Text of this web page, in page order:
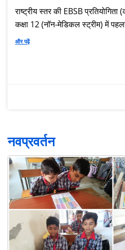
राष्ट्रीय स्तर की EBSB
कक्षा 12 (नॉन-मेडिकल स्ट्रीम) में
और पढ़ें
नवप्रवर्तन